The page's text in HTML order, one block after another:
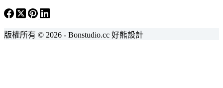
版權所有 © 2026 - Bonstudio.cc 好熊設計